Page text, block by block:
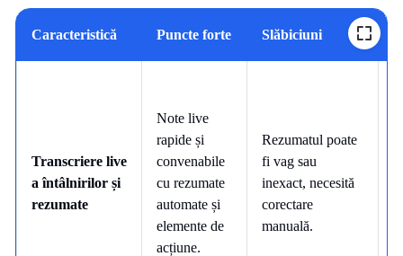
Caracteristică Puncte forte Slăbiciuni
Transcriere live
a întâlnirilor și
rezumate
Note live
rapide și
convenabile
cu rezumate
automate și
elemente de
acțiune.
Rezumatul poate
fi vag sau
inexact, necesită
corectare
manuală.